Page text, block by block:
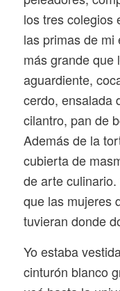
los tres colegios
las primas de mi
más grande que
aguardiente,
cerdo, ensalada
cilantro, pan de
Además de la
cubierta de
de arte
que las mujeres
tuvieran donde
Yo estaba
cinturón blanco